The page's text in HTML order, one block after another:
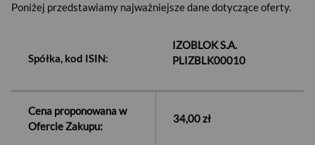
Poniżej przedstawiamy najważniejsze dane dotyczące oferty.
Spółka, kod ISIN:
IZOBLOK S.A.
PLIZBLK00010
Cena proponowana w
Ofercie Zakupu:
34,00 zł